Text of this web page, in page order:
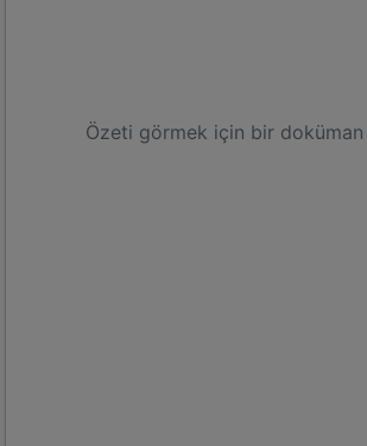
Özeti görmek için bir